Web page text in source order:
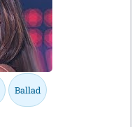
Ballad